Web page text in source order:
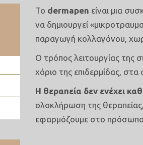
Το dermapen είναι μια
να δημιουργεί
παραγωγή κολλαγόνου,
Ο τρόπος λειτουργίας
χόριο της επιδερμίδας,
Η θεραπεία δεν ενέχει
ολοκλήρωση της
εφαρμόζουμε στο πρόσωπο